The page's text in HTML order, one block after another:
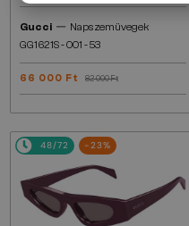
Gucci — Napszemüvegek
GG1621S - 001 - 53
66 000 Ft 82 000 Ft
48/72 -23%